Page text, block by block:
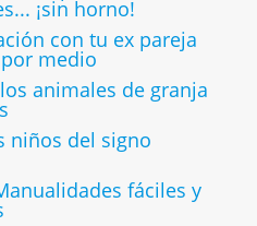
¡sin horno!
con tu ex pareja
medio
animales de granja
niños del signo
fáciles y